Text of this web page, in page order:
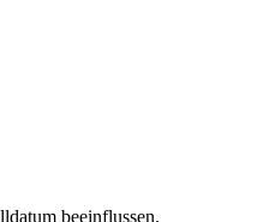
beeinflussen.